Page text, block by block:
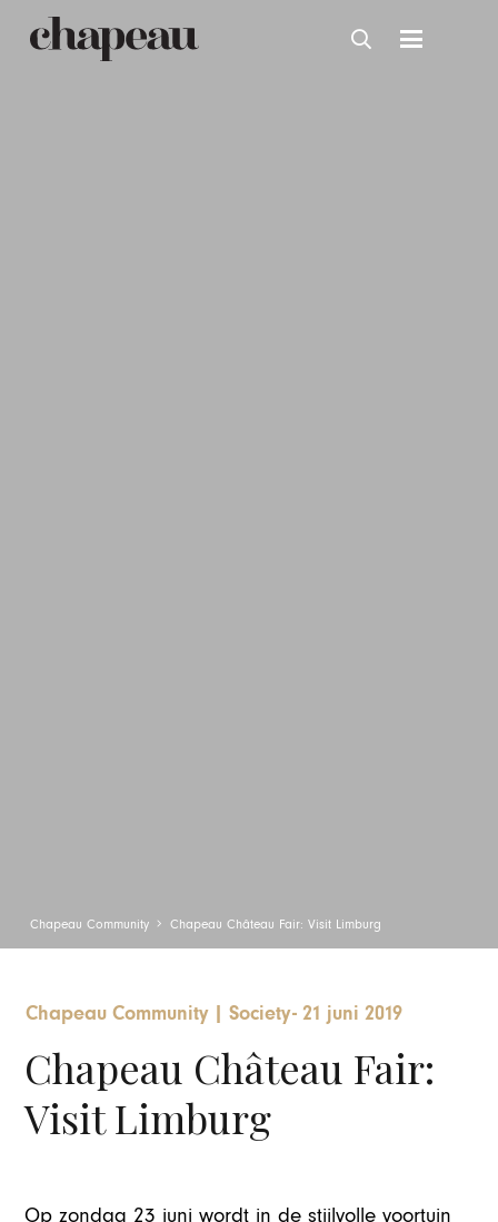
Chapeau Community Chapeau Château Fair: Visit Limburg
Chapeau Community Society-21 juni 2019
Chapeau Château Fair:
Visit Limburg
Op zondag 23 juni wordt in de stijlvolle voortuin